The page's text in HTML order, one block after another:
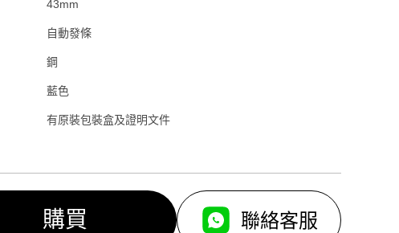
43mm
自動發條
鋼
藍色
有原裝包裝盒及證明文件
購買 聯絡客服